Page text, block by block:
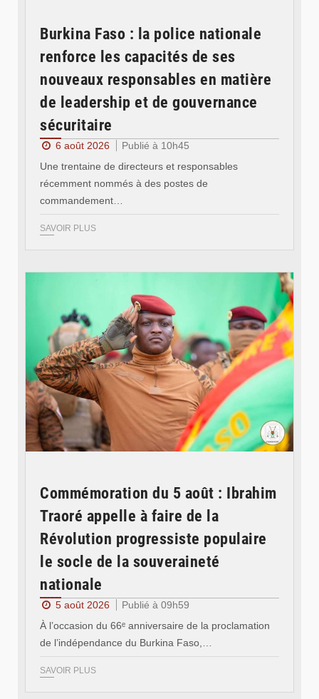
Burkina Faso : la police nationale
renforce les capacités de ses
nouveaux responsables en matière
de leadership et de gouvernance
sécuritaire
6 août 2026
Publié à 10h45
Une trentaine de directeurs et responsables
récemment nommés à des postes de
commandement…
SAVOIR PLUS
Commémoration du 5 août : Ibrahim
Traoré appelle à faire de la
Révolution progressiste populaire
le socle de la souveraineté
nationale
5 août 2026
Publié à 09h59
À l’occasion du 66ᵉ anniversaire de la proclamation
de l’indépendance du Burkina Faso,…
SAVOIR PLUS